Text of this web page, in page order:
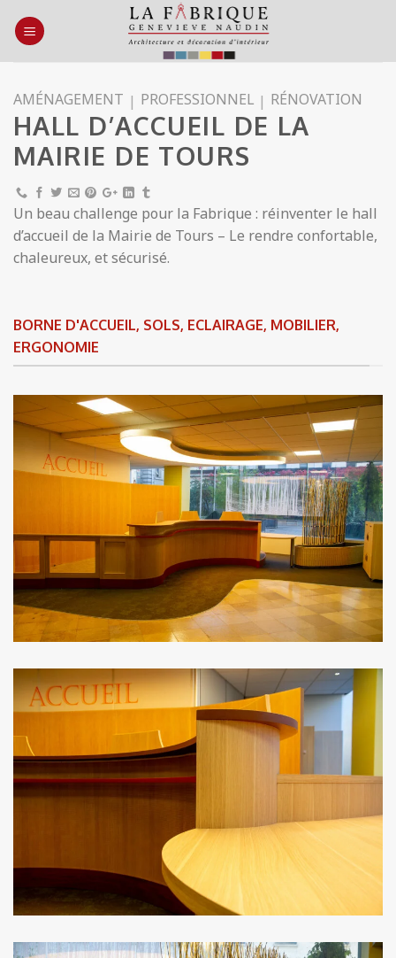
AMÉNAGEMENT | PROFESSIONNEL | RÉNOVATION
HALL D’ACCUEIL DE LA
MAIRIE DE TOURS
Un beau challenge pour la Fabrique : réinventer le hall
d’accueil de la Mairie de Tours – Le rendre confortable,
chaleureux, et sécurisé.
BORNE D'ACCUEIL, SOLS, ECLAIRAGE, MOBILIER,
ERGONOMIE